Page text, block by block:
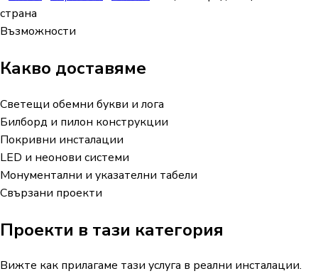
страна
Възможности
Какво доставяме
Светещи обемни букви и лога
Билборд и пилон конструкции
Покривни инсталации
LED и неонови системи
Монументални и указателни табели
Свързани проекти
Проекти в тази категория
Вижте как прилагаме тази услуга в реални инсталации.